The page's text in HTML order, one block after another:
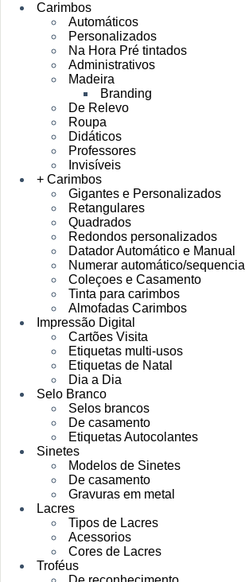
Carimbos
Automáticos
Personalizados
Na Hora Pré tintados
Administrativos
Madeira
Branding
De Relevo
Roupa
Didáticos
Professores
Invisíveis
+ Carimbos
Gigantes e Personalizados
Retangulares
Quadrados
Redondos personalizados
Datador Automático e Manual
Numerar automático/sequencial
Coleçoes e Casamento
Tinta para carimbos
Almofadas Carimbos
Impressão Digital
Cartões Visita
Etiquetas multi-usos
Etiquetas de Natal
Dia a Dia
Selo Branco
Selos brancos
De casamento
Etiquetas Autocolantes
Sinetes
Modelos de Sinetes
De casamento
Gravuras em metal
Lacres
Tipos de Lacres
Acessorios
Cores de Lacres
Troféus